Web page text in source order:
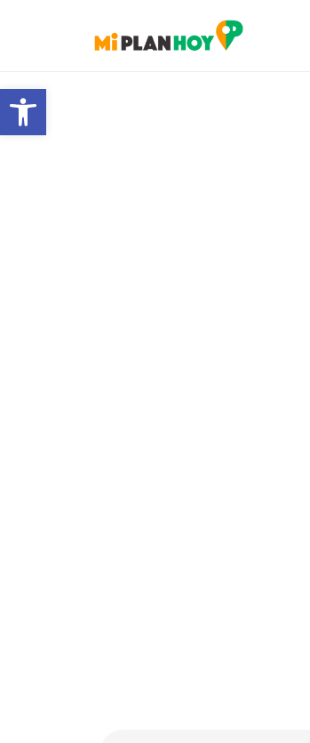
Abrir barra de herramientas